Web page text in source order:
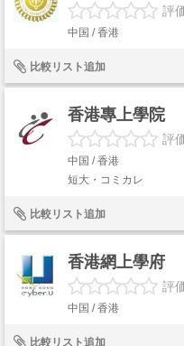
評
中国 / 香港
比較リスト追加
香港專上學院
評
中国 / 香港
短大・コミカレ
比較リスト追加
香港網上學府
評
中国 / 香港
比較リスト追加